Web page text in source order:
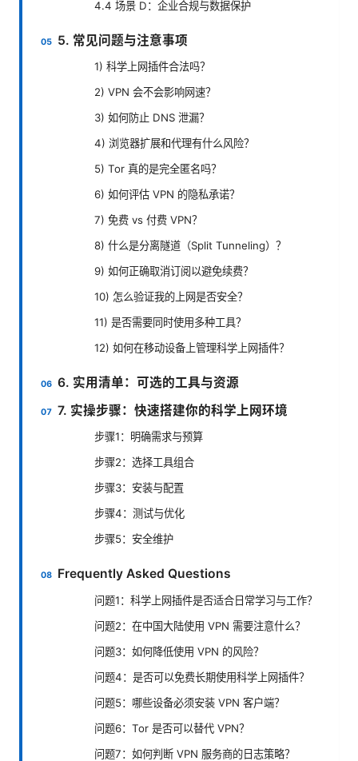
4.4 场景 D：企业合规与数据保护
5. 常见问题与注意事项
1) 科学上网插件合法吗？
2) VPN 会不会影响网速？
3) 如何防止 DNS 泄漏？
4) 浏览器扩展和代理有什么风险？
5) Tor 真的是完全匿名吗？
6) 如何评估 VPN 的隐私承诺？
7) 免费 vs 付费 VPN？
8) 什么是分离隧道（Split Tunneling）？
9) 如何正确取消订阅以避免续费？
10) 怎么验证我的上网是否安全？
11) 是否需要同时使用多种工具？
12) 如何在移动设备上管理科学上网插件？
6. 实用清单：可选的工具与资源
7. 实操步骤：快速搭建你的科学上网环境
步骤1：明确需求与预算
步骤2：选择工具组合
步骤3：安装与配置
步骤4：测试与优化
步骤5：安全维护
Frequently Asked Questions
问题1：科学上网插件是否适合日常学习与工作？
问题2：在中国大陆使用 VPN 需要注意什么？
问题3：如何降低使用 VPN 的风险？
问题4：是否可以免费长期使用科学上网插件？
问题5：哪些设备必须安装 VPN 客户端？
问题6：Tor 是否可以替代 VPN？
问题7：如何判断 VPN 服务商的日志策略？